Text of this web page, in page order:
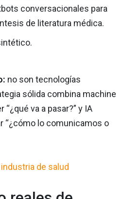
conversacionales para
de literatura médica.
no son tecnologías
sólida combina machine
“¿qué va a pasar?” y IA
“¿cómo lo comunicamos o